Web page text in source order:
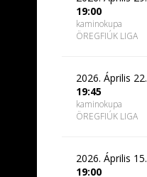
19:00
kaminokupa
ÖREGFIÚK LIGA
2026. Április 22.
19:45
kaminokupa
ÖREGFIÚK LIGA
2026. Április 15.
19:00